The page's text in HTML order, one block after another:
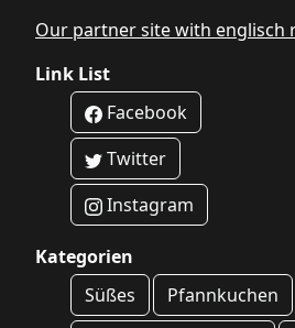
Our partner site with englisch
Link List
Facebook
Twitter
Instagram
Kategorien
Süßes
Pfannkuchen